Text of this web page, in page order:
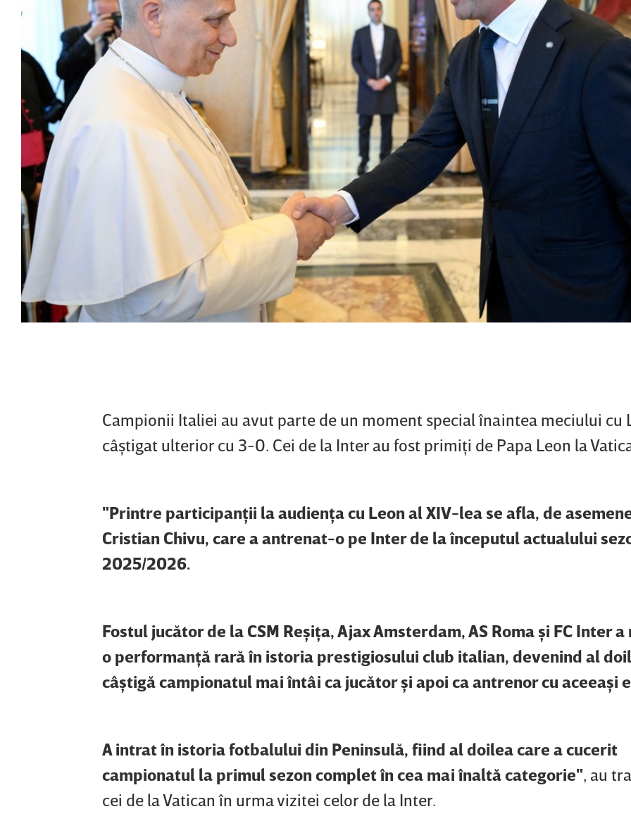
Campionii Italiei au avut parte de un moment special înaintea meciului cu
câştigat ulterior cu 3-0. Cei de la Inter au fost primiţi de Papa Leon la
"Printre participanţii la audienţa cu Leon al XIV-lea se afla, de
Cristian Chivu, care a antrenat-o pe Inter de la începutul actualului
2025/2026.
Fostul jucător de la CSM Reşiţa, Ajax Amsterdam, AS Roma şi FC Inter
o performanţă rară în istoria prestigiosului club italian, devenind al
câştigă campionatul mai întâi ca jucător şi apoi ca antrenor cu aceeaşi
A intrat în istoria fotbalului din Peninsulă, fiind al doilea care a cucerit
campionatul la primul sezon complet în cea mai înaltă categorie", au
cei de la Vatican în urma vizitei celor de la Inter.